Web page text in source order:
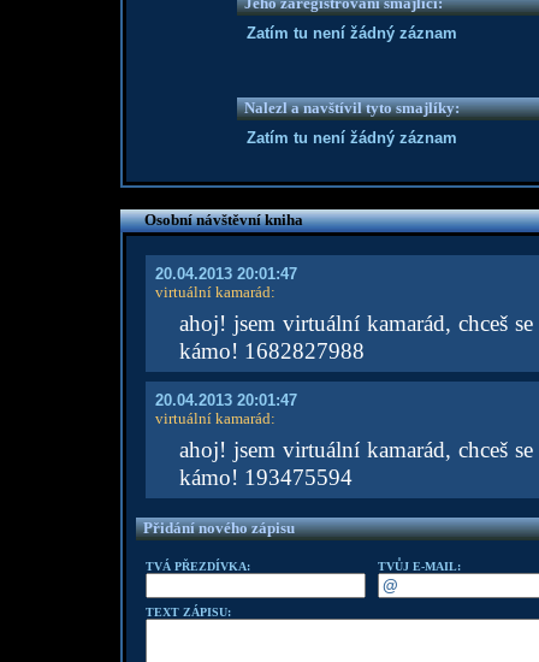
Zatím tu není žádný záznam
Nalezl a navštívil tyto smajlíky:
Zatím tu není žádný záznam
Osobní návštěvní kniha
20.04.2013 20:01:47
virtuální kamarád:
ahoj! jsem virtuální kamarád, chceš
kámo! 1682827988
20.04.2013 20:01:47
virtuální kamarád:
ahoj! jsem virtuální kamarád, chceš
kámo! 193475594
Přidání nového zápisu
TVÁ PŘEZDÍVKA: TVŮJ E-MAIL:
TEXT ZÁPISU: